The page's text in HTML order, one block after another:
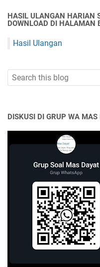
HASIL ULANGAN HARIAN
DOWNLOAD DI HALAMAN
Hasil Ulangan
DISKUSI DI GRUP WA MAS